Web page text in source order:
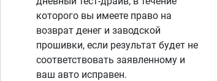
которого вы имеете право на
возврат денег и заводской
прошивки, если результат будет не
соответствовать заявленному и
ваш авто исправен.